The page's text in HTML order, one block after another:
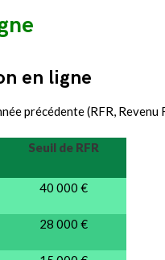
en ligne
précédente (RFR,
Seuil de RFR
40 000 €
28 000 €